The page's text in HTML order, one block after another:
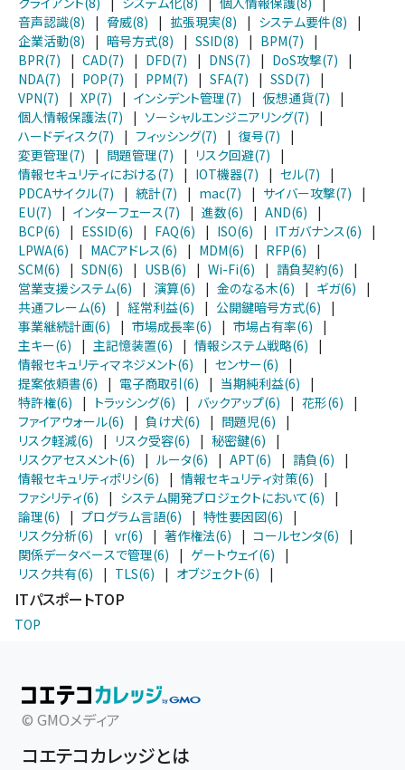
音声認識(8)
| 脅威(8) | 拡張現実(8) | システム要件(8)
|
企業活動(8)
| 暗号方式(8) | SSID(8) | BPM(7)
|
BPR(7)
| CAD(7) | DFD(7) | DNS(7) | DoS攻撃(7)
|
NDA(7)
| POP(7) | PPM(7) | SFA(7) | SSD(7)
|
VPN(7)
| XP(7) | インシデント管理(7) | 仮想通貨(7)
|
個人情報保護法(7)
| ソーシャルエンジニアリング(7)
|
ハードディスク(7)
| フィッシング(7) | 復号(7)
|
変更管理(7)
| 問題管理(7) | リスク回避(7)
|
情報セキュリティにおける(7)
| IOT機器(7) | セル(7)
|
PDCAサイクル(7)
| 統計(7) | mac(7) | サイバー攻撃(7)
|
EU(7)
| インターフェース(7) | 進数(6) | AND(6)
|
BCP(6)
| ESSID(6) | FAQ(6) | ISO(6) | ITガバナンス(6)
|
LPWA(6)
| MACアドレス(6) | MDM(6) | RFP(6)
|
SCM(6)
| SDN(6) | USB(6) | Wi-Fi(6) | 請負契約(6)
|
営業支援システム(6)
| 演算(6) | 金のなる木(6) | ギガ(6)
|
共通フレーム(6)
| 経常利益(6) | 公開鍵暗号方式(6)
|
事業継続計画(6)
| 市場成長率(6) | 市場占有率(6)
|
主キー(6)
| 主記憶装置(6) | 情報システム戦略(6)
|
情報セキュリティマネジメント(6)
| センサー(6)
|
提案依頼書(6)
| 電子商取引(6) | 当期純利益(6)
|
特許権(6)
| トラッシング(6) | バックアップ(6) | 花形(6)
|
ファイアウォール(6)
| 負け犬(6) | 問題児(6)
|
リスク軽減(6)
| リスク受容(6) | 秘密鍵(6)
|
リスクアセスメント(6)
| ルータ(6) | APT(6) | 請負(6)
|
情報セキュリティポリシ(6)
| 情報セキュリティ対策(6)
|
ファシリティ(6)
| システム開発プロジェクトにおいて(6)
|
論理(6)
| プログラム言語(6) | 特性要因図(6)
|
リスク分析(6)
| vr(6) | 著作権法(6) | コールセンタ(6)
|
関係データベースで管理(6)
| ゲートウェイ(6)
|
リスク共有(6)
| TLS(6) | オブジェクト(6) |
ITパスポートTOP
TOP
© GMOメディア
コエテコカレッジとは